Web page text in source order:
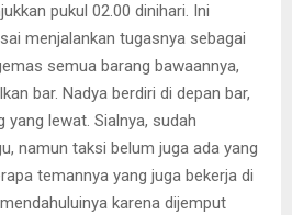
pukul 02.00 dinihari. Ini
menjalankan tugasnya sebagai
semua barang bawaannya,
bar. Nadya berdiri di depan bar,
lewat. Sialnya, sudah
namun taksi belum juga ada yang
temannya yang juga bekerja di
karena dijemput